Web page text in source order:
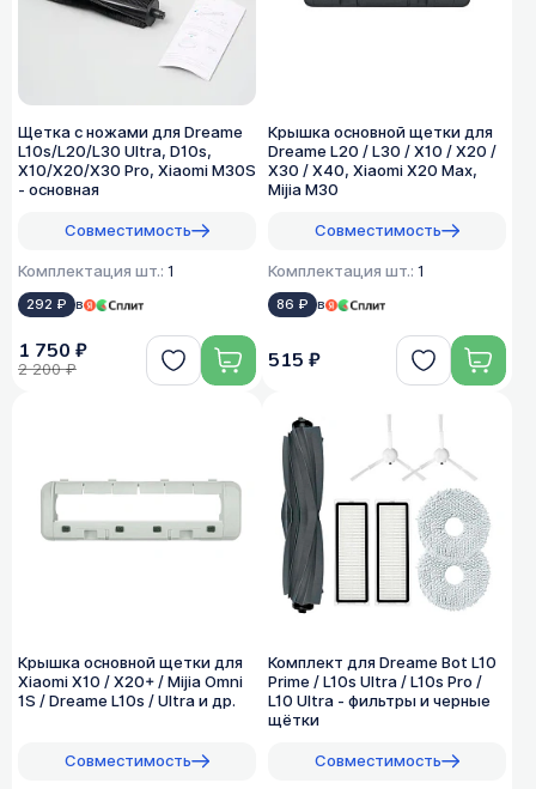
Щетка с ножами для Dreame
L10s/L20/L30 Ultra, D10s,
X10/X20/X30 Pro, Xiaomi M30S
- основная
Совместимость
Комплектация шт.: 1
292 ₽ в
1 750 ₽
2 200 ₽
Крышка основной щетки для
Dreame L20 / L30 / X10 / X20 /
X30 / X40, Xiaomi X20 Max,
Mijia M30
Совместимость
Комплектация шт.: 1
86 ₽ в
515 ₽
Крышка основной щетки для
Xiaomi X10 / X20+ / Mijia Omni
1S / Dreame L10s / Ultra и др.
Совместимость
Комплект для Dreame Bot L10
Prime / L10s Ultra / L10s Pro /
L10 Ultra - фильтры и черные
щётки
Совместимость